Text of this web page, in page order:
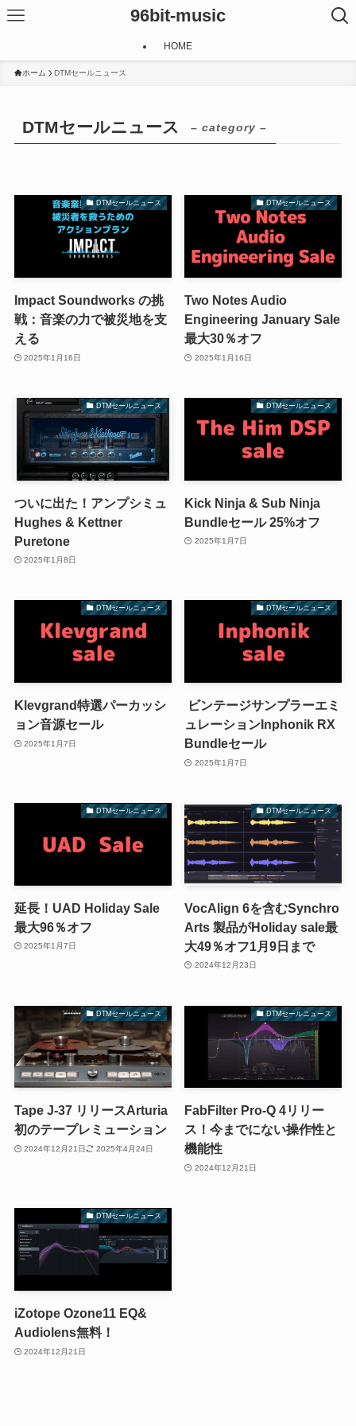
96bit-music
HOME
ホーム DTMセールニュース
DTMセールニュース – category –
DTMセールニュース
Impact Soundworks の挑
戦：音楽の力で被災地を支
える
2025年1月16日
DTMセールニュース
Two Notes Audio
Engineering January Sale
最大30％オフ
2025年1月16日
DTMセールニュース
ついに出た！アンプシミュ
Hughes & Kettner
Puretone
2025年1月8日
DTMセールニュース
Kick Ninja & Sub Ninja
Bundleセール 25%オフ
2025年1月7日
DTMセールニュース
Klevgrand特選パーカッシ
ョン音源セール
2025年1月7日
DTMセールニュース
ビンテージサンプラーエミ
ュレーションInphonik RX
Bundleセール
2025年1月7日
DTMセールニュース
延長！UAD Holiday Sale
最大96％オフ
2025年1月7日
DTMセールニュース
VocAlign 6を含むSynchro
Arts 製品がHoliday sale最
大49％オフ1月9日まで
2024年12月23日
DTMセールニュース
Tape J-37 リリースArturia
初のテープレミューション
2024年12月21日 2025年4月24日
DTMセールニュース
FabFilter Pro-Q 4リリー
ス！今までにない操作性と
機能性
2024年12月21日
DTMセールニュース
iZotope Ozone11 EQ&
Audiolens無料！
2024年12月21日